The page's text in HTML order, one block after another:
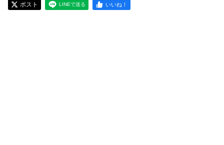
ポスト LINEで送る いいね！